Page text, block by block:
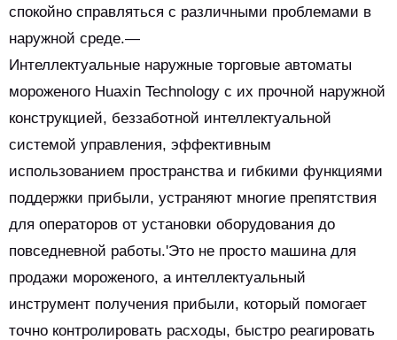
спокойно справляться с различными проблемами в
наружной среде.—
Интеллектуальные наружные торговые автоматы
мороженого Huaxin Technology с их прочной наружной
конструкцией, беззаботной интеллектуальной
системой управления, эффективным
использованием пространства и гибкими функциями
поддержки прибыли, устраняют многие препятствия
для операторов от установки оборудования до
повседневной работы.'Это не просто машина для
продажи мороженого, а интеллектуальный
инструмент получения прибыли, который помогает
точно контролировать расходы, быстро реагировать